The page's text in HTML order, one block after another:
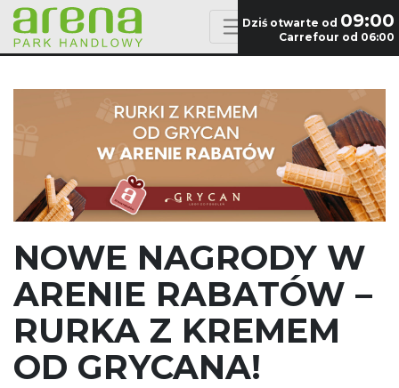
Dziś otwarte od 09:00
Carrefour od 06:00
NOWE NAGRODY W
ARENIE RABATÓW –
RURKA Z KREMEM
OD GRYCANA!